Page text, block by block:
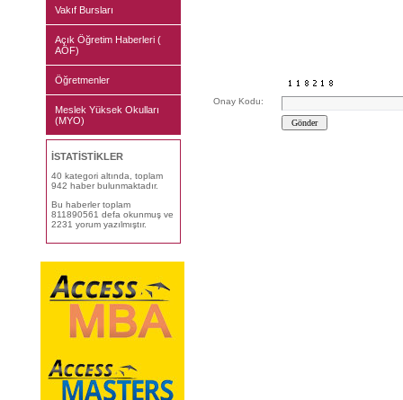
Vakıf Bursları
Açık Öğretim Haberleri (
AÖF)
Öğretmenler
Meslek Yüksek Okulları
(MYO)
İSTATİSTİKLER
40 kategori altında, toplam
942 haber bulunmaktadır.
Bu haberler toplam
811890561 defa okunmuş ve
2231 yorum yazılmıştır.
Onay Kodu: